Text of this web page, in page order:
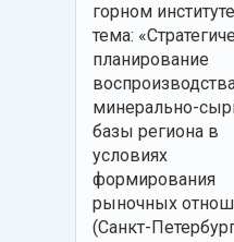
горном
тема:
планирование
минерально-
базы региона в
условиях
формирования
рыночных
(Санкт-